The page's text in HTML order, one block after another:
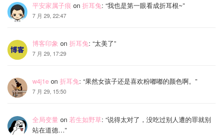
平安家属子痕 on 折耳兔: “我也是第一眼看成折耳根~”
7 月 29, 22:47
博客印象 on 折耳兔: “太美了”
7 月 29, 17:29
w4j1e on 折耳兔: “果然女孩子还是喜欢粉嘟嘟的颜色啊。 ”
7 月 29, 15:50
全局变量 on 若生如野草: “说得太对了，没吃过别人遭的罪就别
站在道德…”